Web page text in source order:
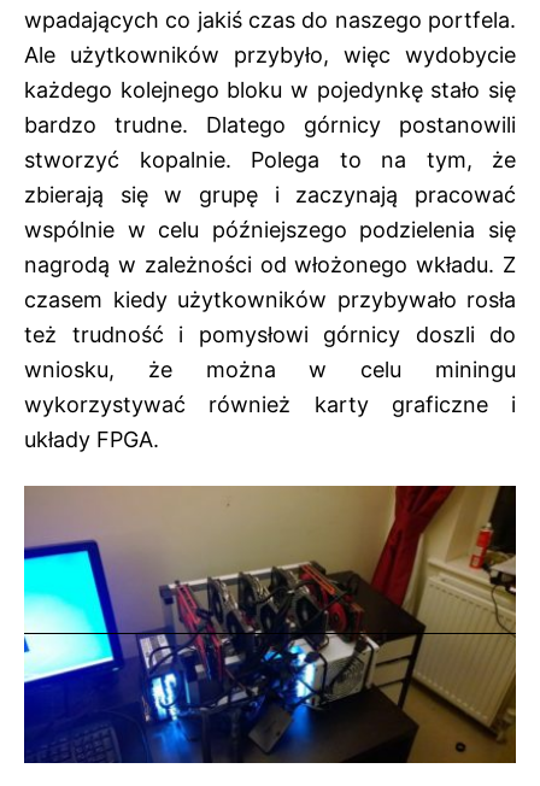
wpadających co jakiś czas do naszego portfela.
Ale użytkowników przybyło, więc wydobycie
każdego kolejnego bloku w pojedynkę stało się
bardzo trudne. Dlatego górnicy postanowili
stworzyć kopalnie. Polega to na tym, że
zbierają się w grupę i zaczynają pracować
wspólnie w celu późniejszego podzielenia się
nagrodą w zależności od włożonego wkładu. Z
czasem kiedy użytkowników przybywało rosła
też trudność i pomysłowi górnicy doszli do
wniosku, że można w celu miningu
wykorzystywać również karty graficzne i
układy FPGA.